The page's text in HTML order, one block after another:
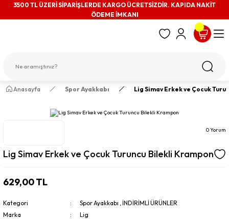
3500 TL ÜZERİ SİPARİŞLERDE KARGO ÜCRETSİZDİR. KAPIDA NAKİT
ÖDEME İMKANI
Anasayfa Spor Ayakkabı Lig Simav Erkek ve Çocuk
0 Yorum
Lig Simav Erkek ve Çocuk Turuncu Bilekli Krampon
629,00 TL
Kategori Spor Ayakkabı , İNDİRİMLİ ÜRÜNLER
Marka
Lig